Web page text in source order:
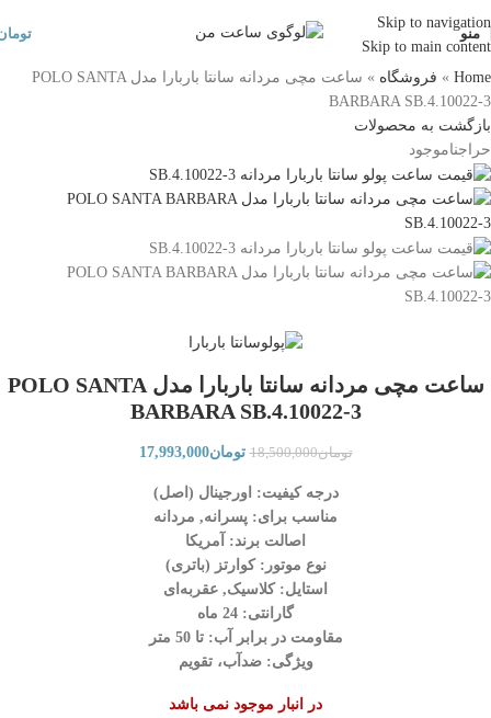
Skip to navigation
Skip to main content
منو
Home
» فروشگاه »
ساعت مچی مردانه سانتا باربارا مدل POLO SANTA
BARBARA SB.4.10022-3
بازگشت به محصولات
حراجناموجود
سانتا باربارا
ساعت مچی مردانه سانتا باربارا مدل POLO SANTA
BARBARA SB.4.10022-3
تومان18,500,000 تومان17,993,000
درجه کیفیت: اورجینال (اصل)
مناسب برای: پسرانه, مردانه
اصالت برند: آمریکا
نوع موتور: کوارتز (باتری)
استایل: کلاسیک, عقربه‌ای
گارانتی: 24 ماه
مقاومت در برابر آب: تا 50 متر
ویژگی: ضدآب، تقویم
در انبار موجود نمی باشد